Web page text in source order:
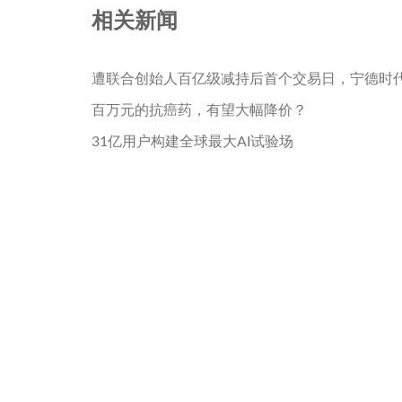
相关新闻
遭联合创始人百亿级减持后首个交易日，宁德时
百万元的抗癌药，有望大幅降价？
31亿用户构建全球最大AI试验场